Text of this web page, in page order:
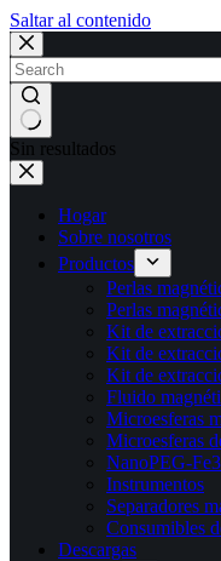
Saltar al contenido
Sin resultados
Hogar
Sobre nosotros
Productos
Perlas
Perlas
Kit de
Kit de
Kit de
Fluido
Microesferas
Microesferas
NanoPEG-
Instrumentos
Separadores
Consumibles
Descargas